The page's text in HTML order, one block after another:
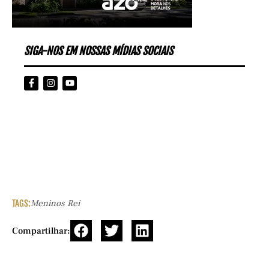
SIGA-NOS EM NOSSAS MÍDIAS SOCIAIS
TAGS:Meninos Rei
Compartilhar: